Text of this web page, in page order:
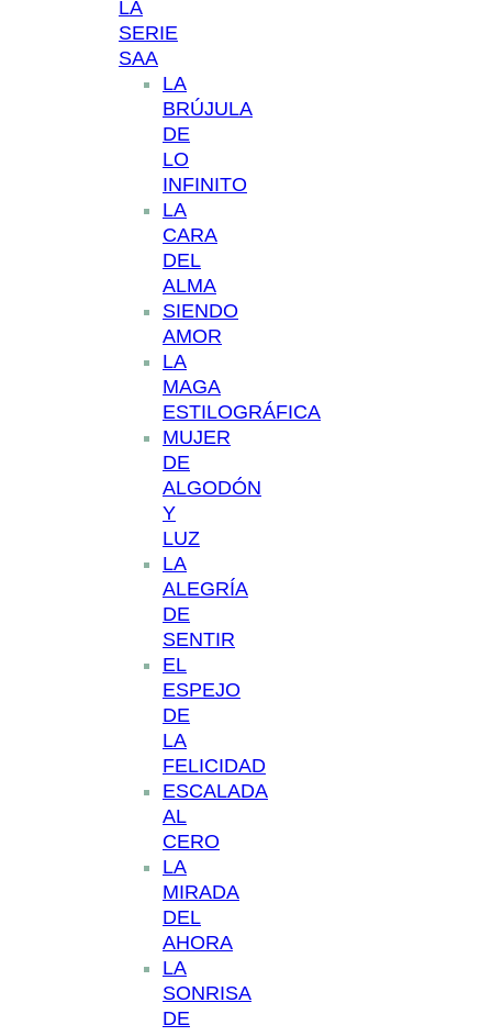
LA
SERIE
SAA
LA
BRÚJULA
DE
LO
INFINITO
LA
CARA
DEL
ALMA
SIENDO
AMOR
LA
MAGA
ESTILOGRÁFICA
MUJER
DE
ALGODÓN
Y
LUZ
LA
ALEGRÍA
DE
SENTIR
EL
ESPEJO
DE
LA
FELICIDAD
ESCALADA
AL
CERO
LA
MIRADA
DEL
AHORA
LA
SONRISA
DE